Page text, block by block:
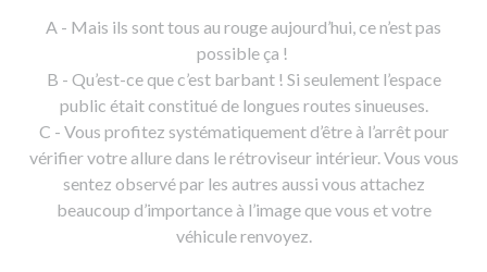
A - Mais ils sont tous au rouge aujourd’hui, ce n’est pas
possible ça !
B - Qu’est-ce que c’est barbant ! Si seulement l’espace
public était constitué de longues routes sinueuses.
C - Vous profitez systématiquement d’être à l’arrêt pour
vérifier votre allure dans le rétroviseur intérieur. Vous vous
sentez observé par les autres aussi vous attachez
beaucoup d’importance à l’image que vous et votre
véhicule renvoyez.